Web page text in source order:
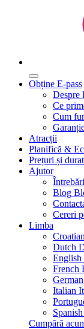
Obține E-pass
Despre
Ce
Cum
Atracții
Planifică &
Prețuri și
Ajutor
Blog
Cereri
Limba
Croatian
Dutch
English
French
German
Italian
Spanish
Cumpără